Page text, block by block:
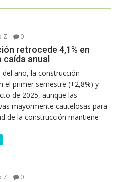
Z 0
retrocede 4,1% en
caída anual
del año, la construcción
el primer semestre (+2,8%) y
de 2025, aunque las
mayormente cautelosas para
de la construcción mantiene
Z 0